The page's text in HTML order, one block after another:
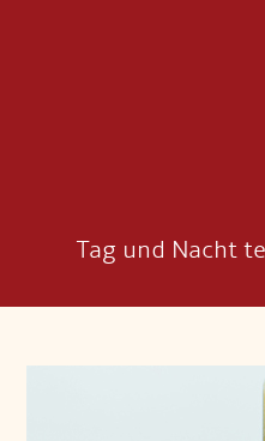
Tag und Nacht